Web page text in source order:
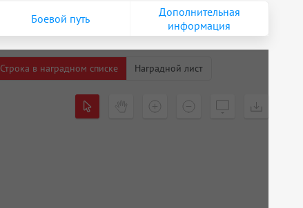
Боевой путь
Дополнительная
информация
Строка в наградном списке Наградной лист